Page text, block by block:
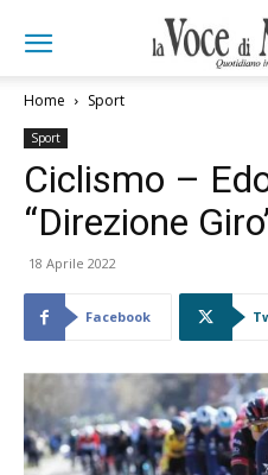
Home Sport
Sport
Ciclismo –
“Direzione
18 Aprile 2022
Facebook